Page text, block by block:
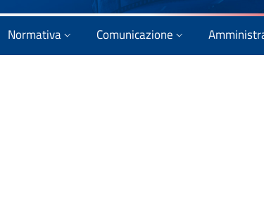
Normativa Comunicazione